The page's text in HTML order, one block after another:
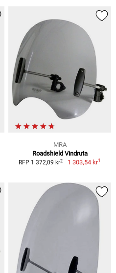
MRA
Roadshield Vindruta
RFP 1 372,09 kr2 1 303,54 kr1